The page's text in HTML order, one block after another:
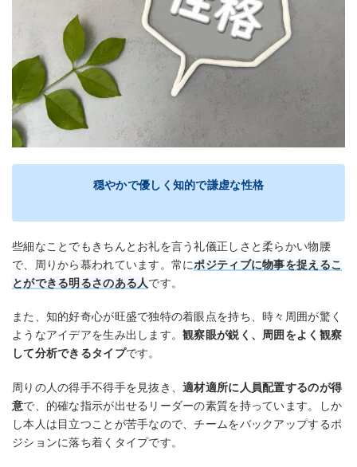
穏やかで優しく知的で謙虚な性格
些細なことでもきちんとお礼を言う礼儀正しさと柔らかい物腰
で、周りから慕われています。常にポジティブに物事を捉えるこ
とができる明るさのある人です。
また、知的好奇心が旺盛で独特の着眼点を持ち、時々周囲が驚く
ようなアイデアを生み出します。観察眼が鋭く、周囲をよく観察
して分析できるタイプです。
周りの人の得手不得手を見抜き、適材適所に人員配置するのが得
意で、的確な指示が出せるリーダーの素質を持っています。しか
し本人は目立つことが苦手なので、チームをバックアップするポ
ジションに落ち着くタイプです。